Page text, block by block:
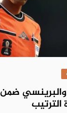
الترتيب